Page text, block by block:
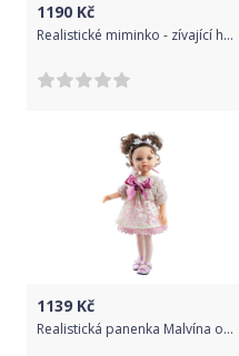
1190 Kč
Realistické miminko - zívající holčička od firmy Berenguer
1139 Kč
Realistická panenka Malvína od f. Paola Reina ze Španělska